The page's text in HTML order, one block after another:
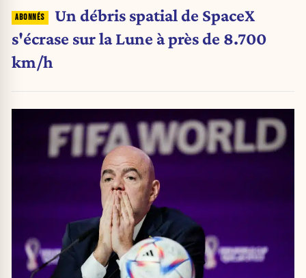
Un débris spatial de SpaceX
s'écrase sur la Lune à près de 8.700
km/h